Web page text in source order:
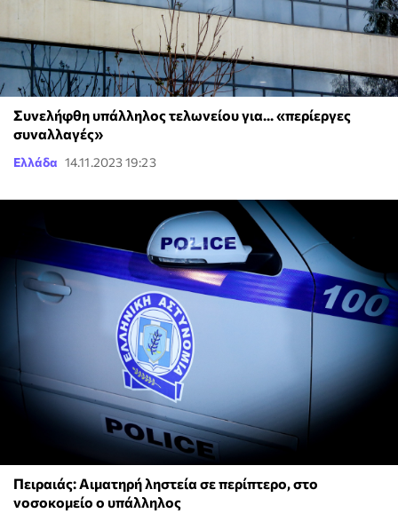
Συνελήφθη υπάλληλος τελωνείου για... «περίεργες
συναλλαγές»
Ελλάδα 14.11.2023 19:23
Πειραιάς: Αιματηρή ληστεία σε περίπτερο, στο
νοσοκομείο ο υπάλληλος